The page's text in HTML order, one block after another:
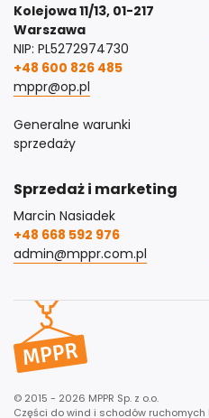
Kolejowa 11/13, 01-217
Warszawa
NIP: PL5272974730
+48 600 826 485
mppr@op.pl
Generalne warunki
sprzedaży
Sprzedaż i marketing
Marcin Nasiadek
+48 668 592 976
admin@mppr.com.pl
© 2015 - 2026 MPPR Sp. z o.o.
Części do wind i schodów ruchomych